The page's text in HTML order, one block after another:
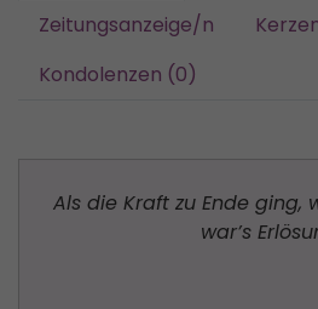
Zeitungsanzeige/n
Kondolenzen (0)
Als die Kraft zu Ende ging,
war’s